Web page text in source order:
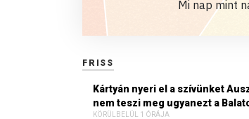
Mi nap mint
FRISS
Kártyán nyeri el a szívünket
nem teszi meg ugyanezt a
KÖRÜLBELÜL 1 ÓRÁJA